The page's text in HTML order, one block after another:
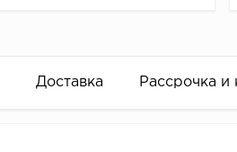
Доставка Рассрочка и